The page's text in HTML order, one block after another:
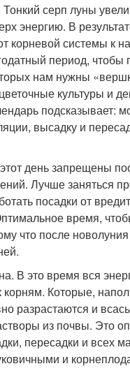
серп луны
энергию. В
корневой системы к
период, чтобы
нам нужны
культуры и
подсказывает:
высадку и
день запрещены
Лучше заняться
посадки от
время,
что после
В это время вся
корням. Которые,
разрастаются и
из почвы. Это
пересадки и всех
и